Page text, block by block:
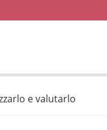
e valutarlo